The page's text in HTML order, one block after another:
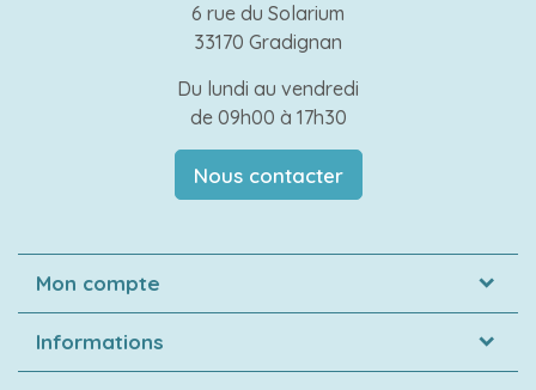
6 rue du Solarium
33170 Gradignan
Du lundi au vendredi
de 09h00 à 17h30
Nous contacter
Mon compte
Informations